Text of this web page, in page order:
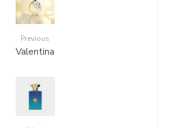
Previous
Valentina